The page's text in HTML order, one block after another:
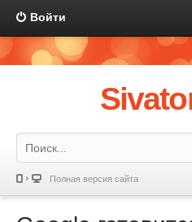
Войти
Полная версия сайта